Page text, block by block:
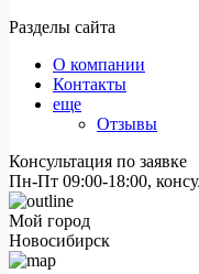
Разделы сайта
О компании
Контакты
еще
Отзывы
Консультация по заявке
Пн-Пт 09:00-18:00,
Мой город
Новосибирск